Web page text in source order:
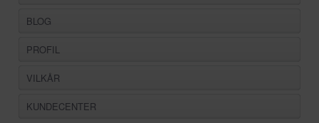
BLOG
PROFIL
VILKÅR
KUNDECENTER